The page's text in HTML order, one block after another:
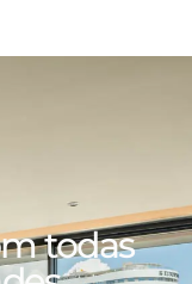
todas